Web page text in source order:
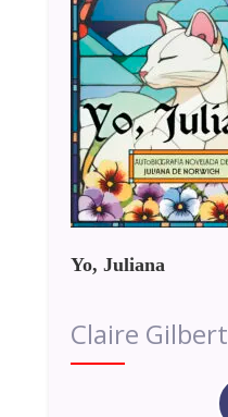
Yo, Juliana
Claire Gilbert